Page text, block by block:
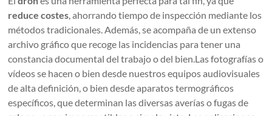
reduce costes, ahorrando tiempo de inspección mediante los
métodos tradicionales. Además, se acompaña de un extenso
archivo gráfico que recoge las incidencias para tener una
constancia documental del trabajo o del bien.Las fotografías o
vídeos se hacen o bien desde nuestros equipos audiovisuales
de alta definición, o bien desde aparatos termográficos
específicos, que determinan las diversas averías o fugas de